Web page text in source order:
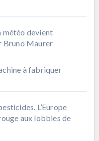
météo devient
Bruno Maurer
à fabriquer
L’Europe
aux lobbies de